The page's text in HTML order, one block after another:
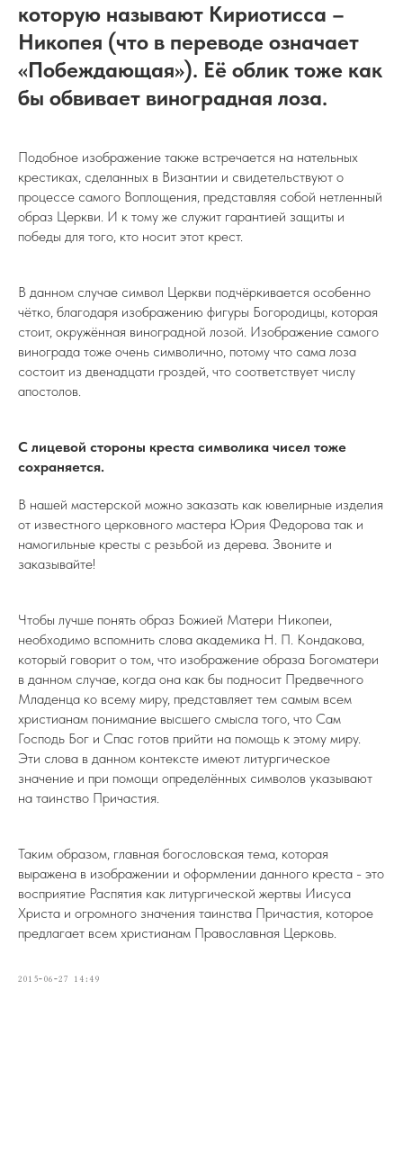
которую называют Кириотисса –
Никопея (что в переводе означает
«Побеждающая»). Её облик тоже как
бы обвивает виноградная лоза.
Подобное изображение также встречается на нательных
крестиках, сделанных в Византии и свидетельствуют о
процессе самого Воплощения, представляя собой нетленный
образ Церкви. И к тому же служит гарантией защиты и
победы для того, кто носит этот крест.
В данном случае символ Церкви подчёркивается особенно
чётко, благодаря изображению фигуры Богородицы, которая
стоит, окружённая виноградной лозой. Изображение самого
винограда тоже очень символично, потому что сама лоза
состоит из двенадцати гроздей, что соответствует числу
апостолов.
С лицевой стороны креста символика чисел тоже
сохраняется.
В нашей мастерской можно заказать как ювелирные изделия
от известного церковного мастера Юрия Федорова так и
намогильные кресты с резьбой из дерева. Звоните и
заказывайте!
Чтобы лучше понять образ Божией Матери Никопеи,
необходимо вспомнить слова академика Н. П. Кондакова,
который говорит о том, что изображение образа Богоматери
в данном случае, когда она как бы подносит Предвечного
Младенца ко всему миру, представляет тем самым всем
христианам понимание высшего смысла того, что Сам
Господь Бог и Спас готов прийти на помощь к этому миру.
Эти слова в данном контексте имеют литургическое
значение и при помощи определённых символов указывают
на таинство Причастия.
Таким образом, главная богословская тема, которая
выражена в изображении и оформлении данного креста - это
восприятие Распятия как литургической жертвы Иисуса
Христа и огромного значения таинства Причастия, которое
предлагает всем христианам Православная Церковь.
2015-06-27 14:49